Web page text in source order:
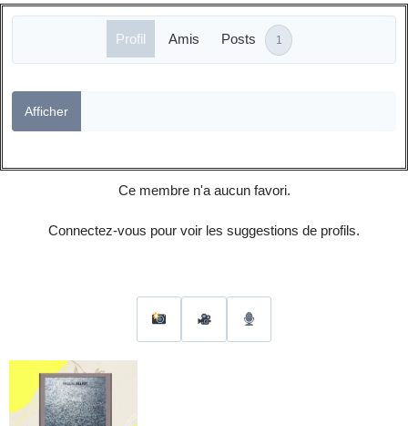
Profil Amis Posts 1
Afficher
Ce membre n'a aucun favori.
Connectez-vous pour voir les suggestions de profils.